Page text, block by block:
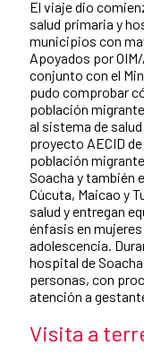
El viaje dio
salud primaria y
municipios con
Apoyados por
conjunto con el
pudo comprobar
población
al sistema de
proyecto AECID
población
Soacha y también
Cúcuta, Maicao y
salud y entregan
énfasis en
adolescencia.
hospital de
personas, con
atención a
Visita a